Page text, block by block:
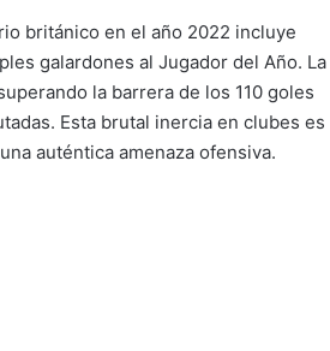
británico en el año 2022 incluye
galardones al Jugador del Año. La
la barrera de los 110 goles
Esta brutal inercia en clubes es
auténtica amenaza ofensiva.